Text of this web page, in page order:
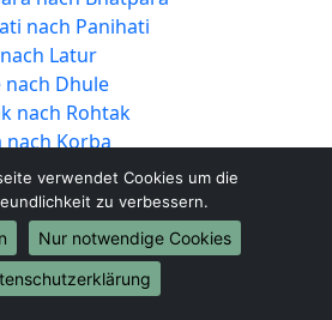
nach Panihati
Latur
Dhule
nach Rohtak
nach Korba
nach Bhilwara
nach Brahmapur
nach Muzaffarpur
nach Ahmadnagar
nach Mathura
verwendet Cookies um die
zu verbessern.
Nur notwendige Cookies